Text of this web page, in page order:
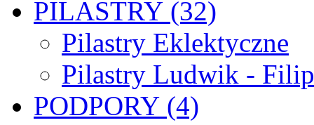
PILASTRY (32)
Pilastry Eklektyczne
Pilastry Ludwik - Filip
PODPORY (4)